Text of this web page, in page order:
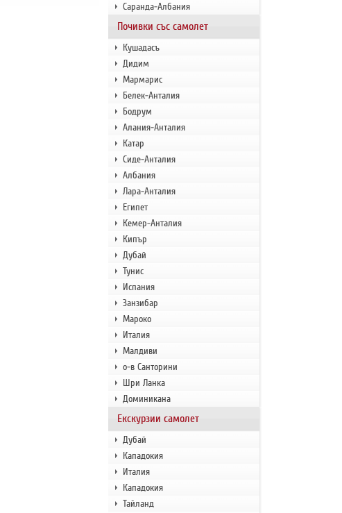
Саранда-Албания
Почивки със самолет
Кушадасъ
Дидим
Мармарис
Белек-Анталия
Бодрум
Алания-Анталия
Катар
Сиде-Анталия
Албания
Лара-Анталия
Египет
Кемер-Анталия
Кипър
Дубай
Тунис
Испания
Занзибар
Мароко
Италия
Малдиви
о-в Санторини
Шри Ланка
Доминикана
Екскурзии самолет
Дубай
Кападокия
Италия
Кападокия
Тайланд